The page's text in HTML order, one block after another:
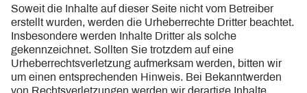
Soweit die Inhalte auf dieser Seite nicht vom Betreiber
erstellt wurden, werden die Urheberrechte Dritter beachtet.
Insbesondere werden Inhalte Dritter als solche
gekennzeichnet. Sollten Sie trotzdem auf eine
Urheberrechtsverletzung aufmerksam werden, bitten wir
um einen entsprechenden Hinweis. Bei Bekanntwerden
von Rechtsverletzungen werden wir derartige Inhalte